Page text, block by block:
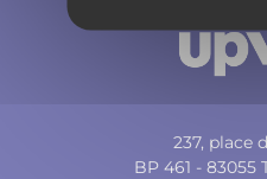
237, place
BP 461 - 83055